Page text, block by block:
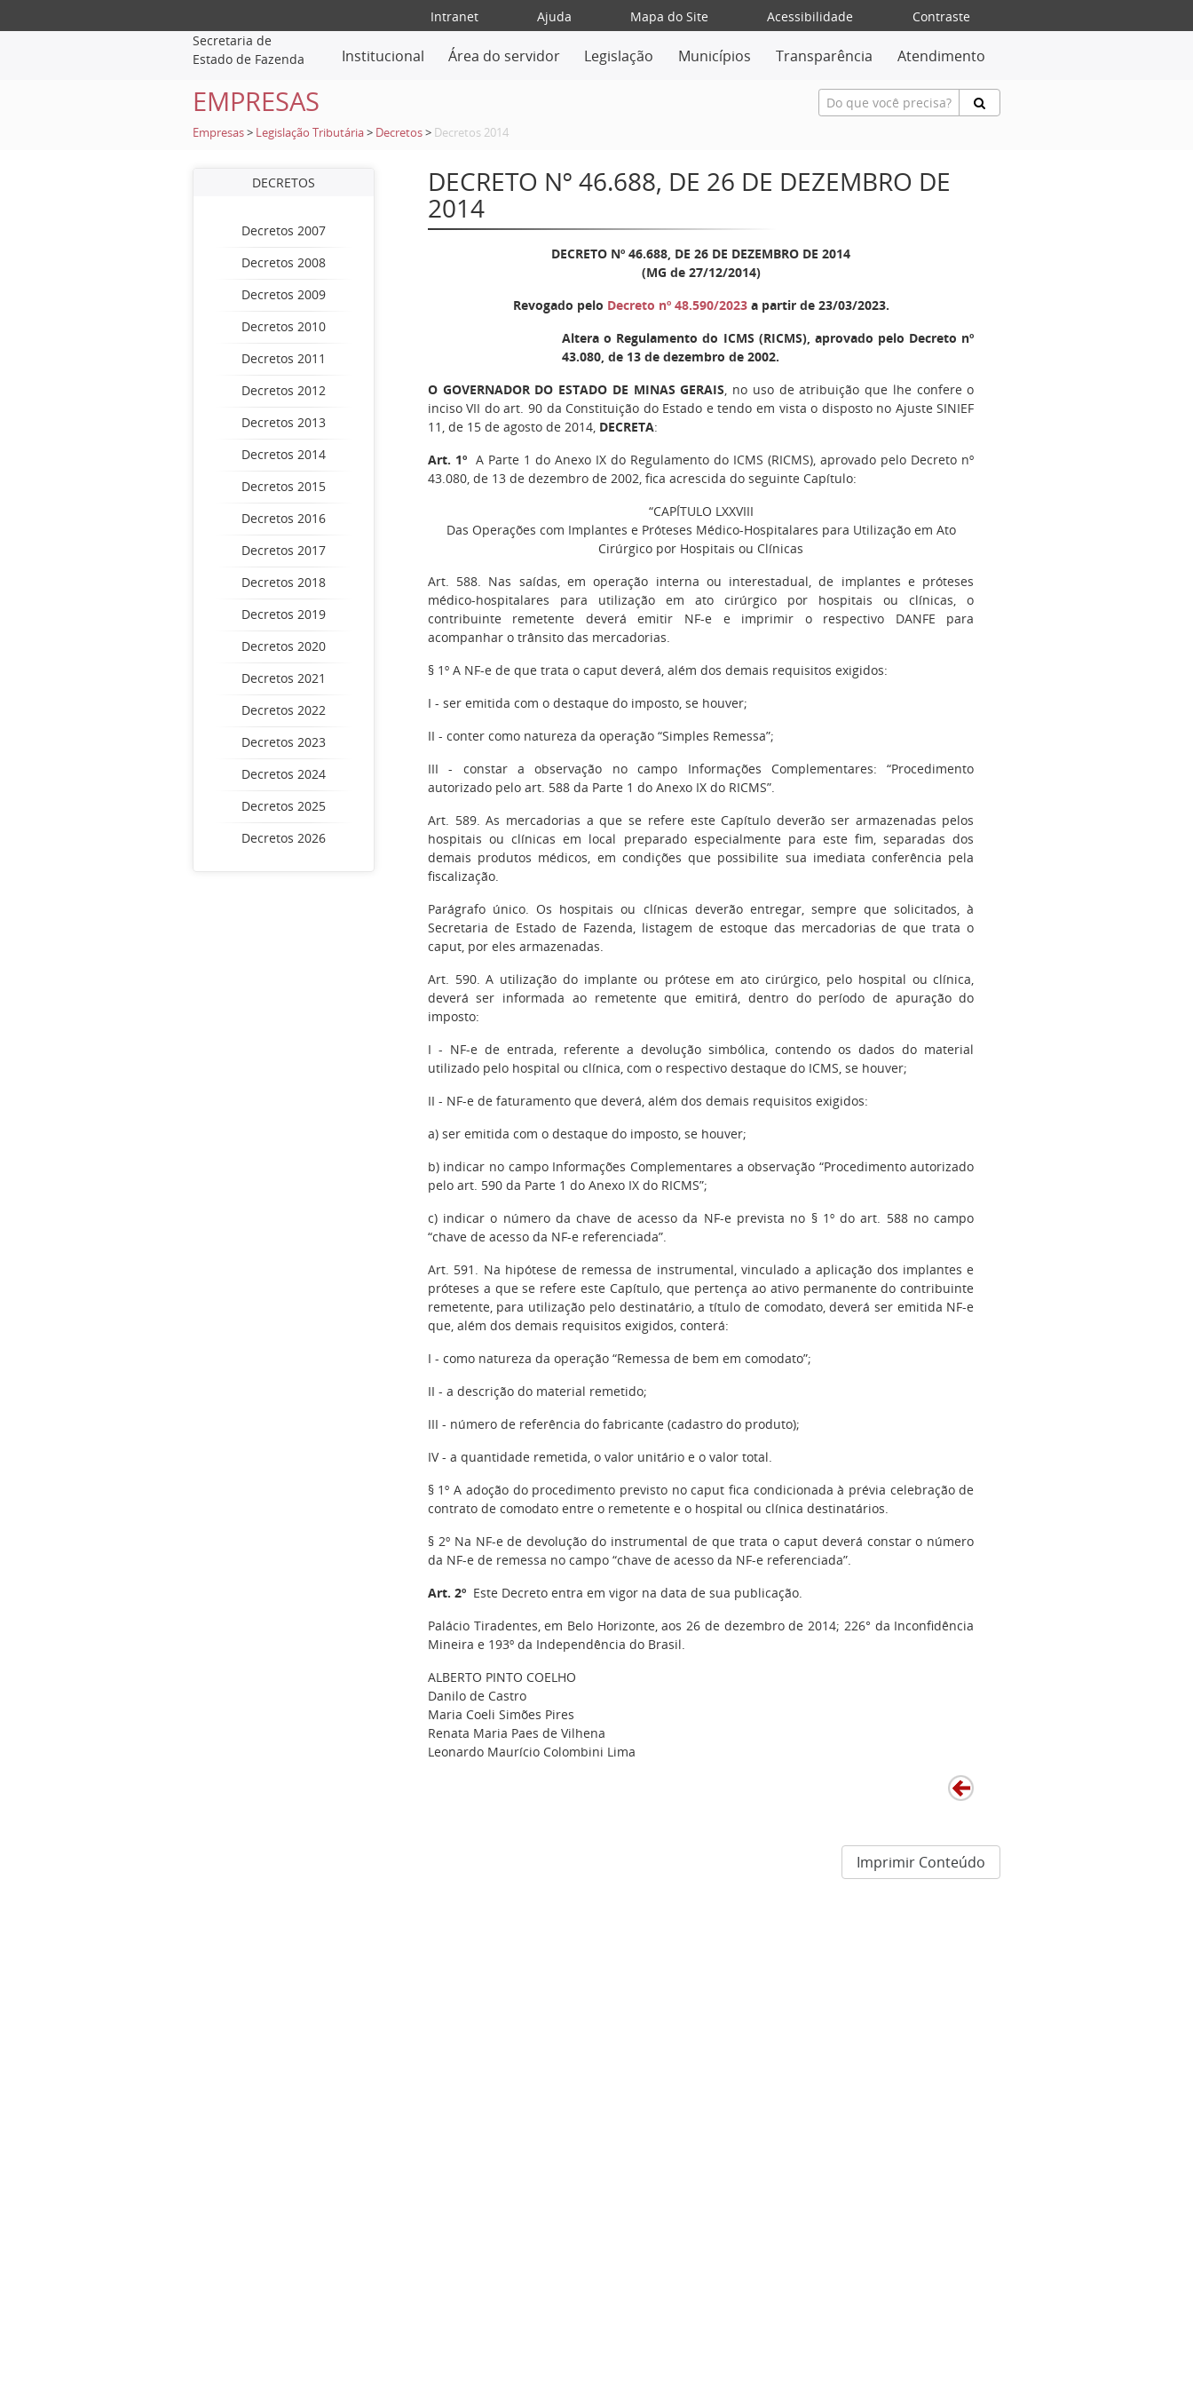
Intranet Ajuda Mapa do Site Acessibilidade
Contraste
Secretaria de
Estado de Fazenda
Institucional Área do servidor Legislação Municípios Transparência Atendimento
EMPRESAS
Empresas > Legislação Tributária > Decretos > Decretos 2014
DECRETOS
Decretos 2007
Decretos 2008
Decretos 2009
Decretos 2010
Decretos 2011
Decretos 2012
Decretos 2013
Decretos 2014
Decretos 2015
Decretos 2016
Decretos 2017
Decretos 2018
Decretos 2019
Decretos 2020
Decretos 2021
Decretos 2022
Decretos 2023
Decretos 2024
Decretos 2025
Decretos 2026
DECRETO Nº 46.688, DE 26 DE DEZEMBRO DE
2014
DECRETO Nº 46.688, DE 26 DE DEZEMBRO DE 2014
(MG de 27/12/2014)
Revogado pelo Decreto nº 48.590/2023a partir de 23/03/2023.
Altera o Regulamento do ICMS (RICMS), aprovado pelo Decreto nº
43.080, de 13 de dezembro de 2002.
O GOVERNADOR DO ESTADO DE MINAS GERAIS, no uso de atribuição que lhe confere o
inciso VII do art. 90 da Constituição do Estado e tendo em vista o disposto no Ajuste SINIEF
11, de 15 de agosto de 2014, DECRETA:
Art. 1ºA Parte 1 do Anexo IX do Regulamento do ICMS (RICMS), aprovado pelo Decreto nº
43.080, de 13 de dezembro de 2002, fica acrescida do seguinte Capítulo:
“CAPÍTULO LXXVIII
Das Operações com Implantes e Próteses Médico-Hospitalares para Utilização em Ato
Cirúrgico por Hospitais ou Clínicas
Art. 588. Nas saídas, em operação interna ou interestadual, de implantes e próteses
médico-hospitalares para utilização em ato cirúrgico por hospitais ou clínicas, o
contribuinte remetente deverá emitir NF-e e imprimir o respectivo DANFE para
acompanhar o trânsito das mercadorias.
§ 1º A NF-e de que trata o caput deverá, além dos demais requisitos exigidos:
I - ser emitida com o destaque do imposto, se houver;
II - conter como natureza da operação “Simples Remessa”;
III - constar a observação no campo Informações Complementares: “Procedimento
autorizado pelo art. 588 da Parte 1 do Anexo IX do RICMS”.
Art. 589. As mercadorias a que se refere este Capítulo deverão ser armazenadas pelos
hospitais ou clínicas em local preparado especialmente para este fim, separadas dos
demais produtos médicos, em condições que possibilite sua imediata conferência pela
fiscalização.
Parágrafo único. Os hospitais ou clínicas deverão entregar, sempre que solicitados, à
Secretaria de Estado de Fazenda, listagem de estoque das mercadorias de que trata o
caput, por eles armazenadas.
Art. 590. A utilização do implante ou prótese em ato cirúrgico, pelo hospital ou clínica,
deverá ser informada ao remetente que emitirá, dentro do período de apuração do
imposto:
I - NF-e de entrada, referente a devolução simbólica, contendo os dados do material
utilizado pelo hospital ou clínica, com o respectivo destaque do ICMS, se houver;
II - NF-e de faturamento que deverá, além dos demais requisitos exigidos:
a) ser emitida com o destaque do imposto, se houver;
b) indicar no campo Informações Complementares a observação “Procedimento autorizado
pelo art. 590 da Parte 1 do Anexo IX do RICMS”;
c) indicar o número da chave de acesso da NF-e prevista no § 1º do art. 588 no campo
“chave de acesso da NF-e referenciada”.
Art. 591. Na hipótese de remessa de instrumental, vinculado a aplicação dos implantes e
próteses a que se refere este Capítulo, que pertença ao ativo permanente do contribuinte
remetente, para utilização pelo destinatário, a título de comodato, deverá ser emitida NF-e
que, além dos demais requisitos exigidos, conterá:
I - como natureza da operação “Remessa de bem em comodato”;
II - a descrição do material remetido;
III - número de referência do fabricante (cadastro do produto);
IV - a quantidade remetida, o valor unitário e o valor total.
§ 1º A adoção do procedimento previsto no caput fica condicionada à prévia celebração de
contrato de comodato entre o remetente e o hospital ou clínica destinatários.
§ 2º Na NF-e de devolução do instrumental de que trata o caput deverá constar o número
da NF-e de remessa no campo “chave de acesso da NF-e referenciada”.
Art. 2ºEste Decreto entra em vigor na data de sua publicação.
Palácio Tiradentes, em Belo Horizonte, aos 26 de dezembro de 2014; 226° da Inconfidência
Mineira e 193º da Independência do Brasil.
ALBERTO PINTO COELHO
Danilo de Castro
Maria Coeli Simões Pires
Renata Maria Paes de Vilhena
Leonardo Maurício Colombini Lima
Imprimir Conteúdo